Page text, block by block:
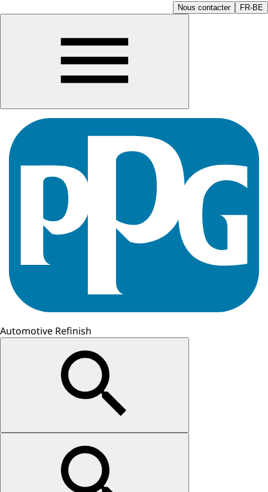
Nous contacter FR-BE
Automotive Refinish